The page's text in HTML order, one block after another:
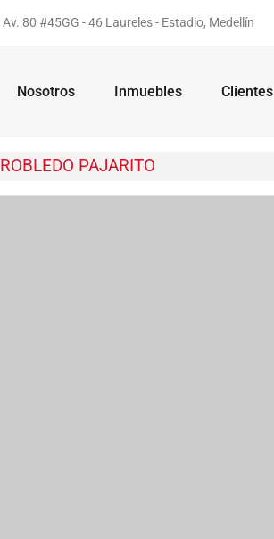
Av. 80 #45GG - 46 Laureles - Estadio, Medellín
Nosotros Inmuebles Clientes
ROBLEDO PAJARITO